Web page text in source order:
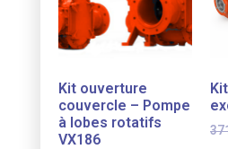
Kit ouverture
couvercle – Pompe
à lobes rotatifs
VX186